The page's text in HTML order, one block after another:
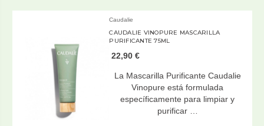
Caudalie
CAUDALIE VINOPURE MASCARILLA
PURIFICANTE 75ML
22,90 €
La Mascarilla Purificante Caudalie
Vinopure está formulada
específicamente para limpiar y
purificar …